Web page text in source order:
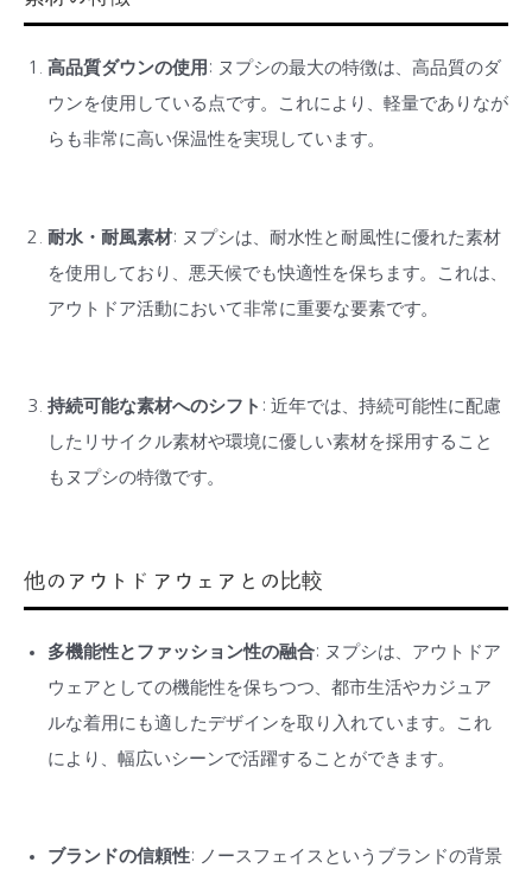
高品質ダウンの使用 : ヌプシの最大の特徴は、高品質のダ
ウンを使用している点です。これにより、軽量でありなが
らも非常に高い保温性を実現しています。
耐水・耐風素材: ヌプシは、耐水性と耐風性に優れた素材
を使用しており、悪天候でも快適性を保ちます。これは、
アウトドア活動において非常に重要な要素です。
持続可能な素材へのシフト : 近年では、持続可能性に配慮
したリサイクル素材や環境に優しい素材を採用すること
もヌプシの特徴です。
他のアウトドアウェアとの比較
多機能性とファッション性の融合: ヌプシは、アウトドア
ウェアとしての機能性を保ちつつ、都市生活やカジュア
ルな着用にも適したデザインを取り入れています。これ
により、幅広いシーンで活躍することができます。
ブランドの信頼性: ノースフェイスというブランドの背景